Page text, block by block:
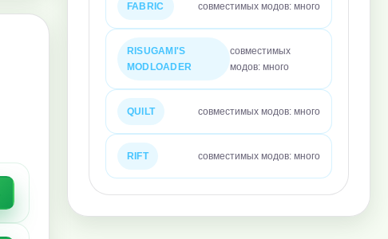
FABRIC совместимых модов: много
RISUGAMI'S
MODLOADER
совместимых
модов: много
QUILT совместимых модов: много
RIFT совместимых модов: много